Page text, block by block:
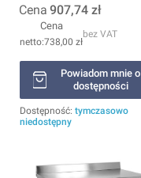
Cena 907,74 zł
Cena
738,00 zł
bez VAT
Powiadom mnie o
dostępności
Dostępność: tymczasowo
niedostępny